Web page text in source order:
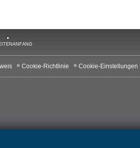
Cookie-Richtlinie Cookie-Einstellungen